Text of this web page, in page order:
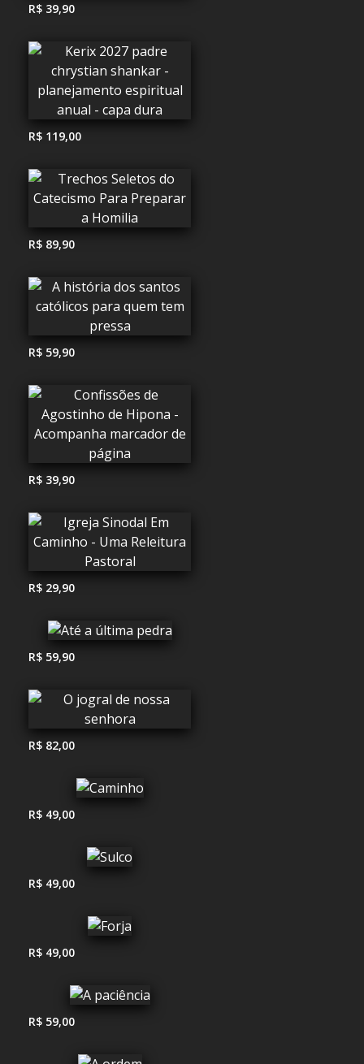
R$ 39,90
R$ 119,00
R$ 89,90
R$ 59,90
R$ 39,90
R$ 29,90
R$ 59,90
R$ 82,00
R$ 49,00
R$ 49,00
R$ 49,00
R$ 59,00